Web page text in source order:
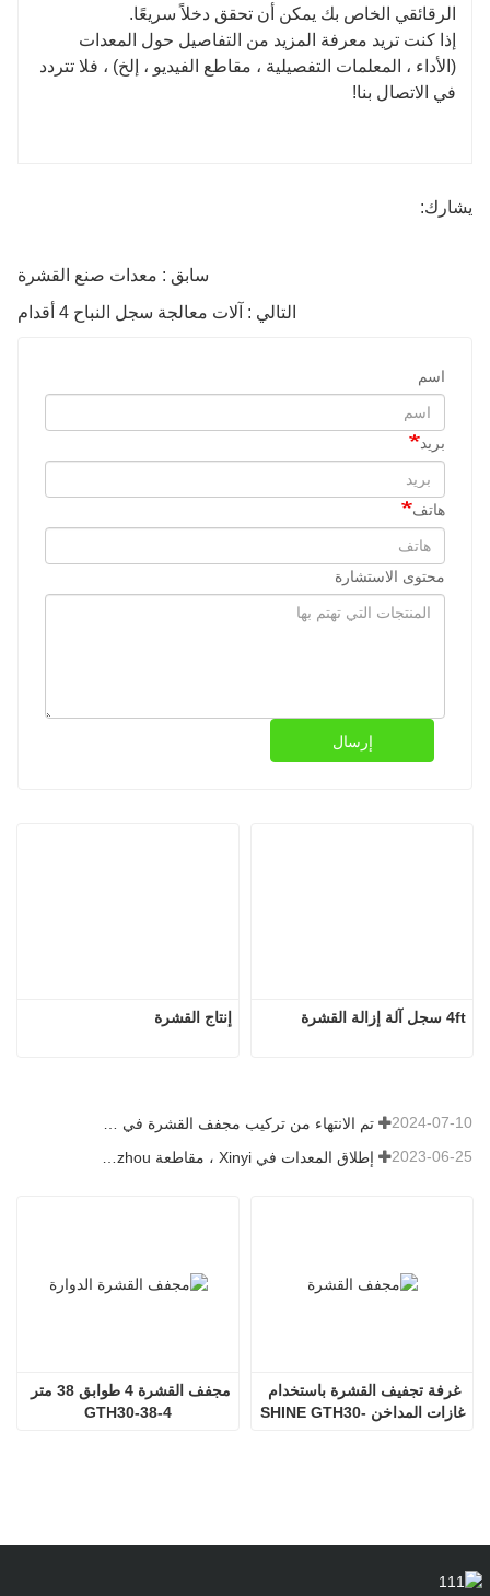
الرقائقي الخاص بك يمكن أن تحقق دخلاً سريعًا.
إذا كنت تريد معرفة المزيد من التفاصيل حول المعدات
(الأداء ، المعلمات التفصيلية ، مقاطع الفيديو ، إلخ) ، فلا تتردد
في الاتصال بنا!
يشارك:
سابق : معدات صنع القشرة
التالي : آلات معالجة سجل النباح 4 أقدام
اسم
بريد
هاتف
محتوى الاستشارة
إرسال
إنتاج القشرة 4ft سجل آلة إزالة القشرة
2024-07-10
إطلاق المعدات في Xinyi ، مقاطعة Guizhou ، الصين 2023-06-25
GTH30-38-4
غازات المداخن SHINE GTH30-